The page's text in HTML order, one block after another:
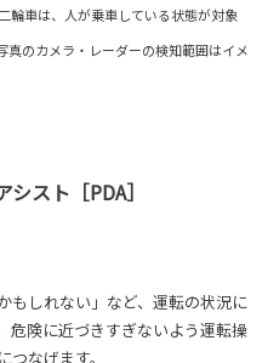
車は、人が乗車している状態が対象
カメラ・レーダーの検知範囲はイメ
スト［PDA］
もしれない」など、運転の状況に
危険に近づきすぎないよう運転操
なげます。